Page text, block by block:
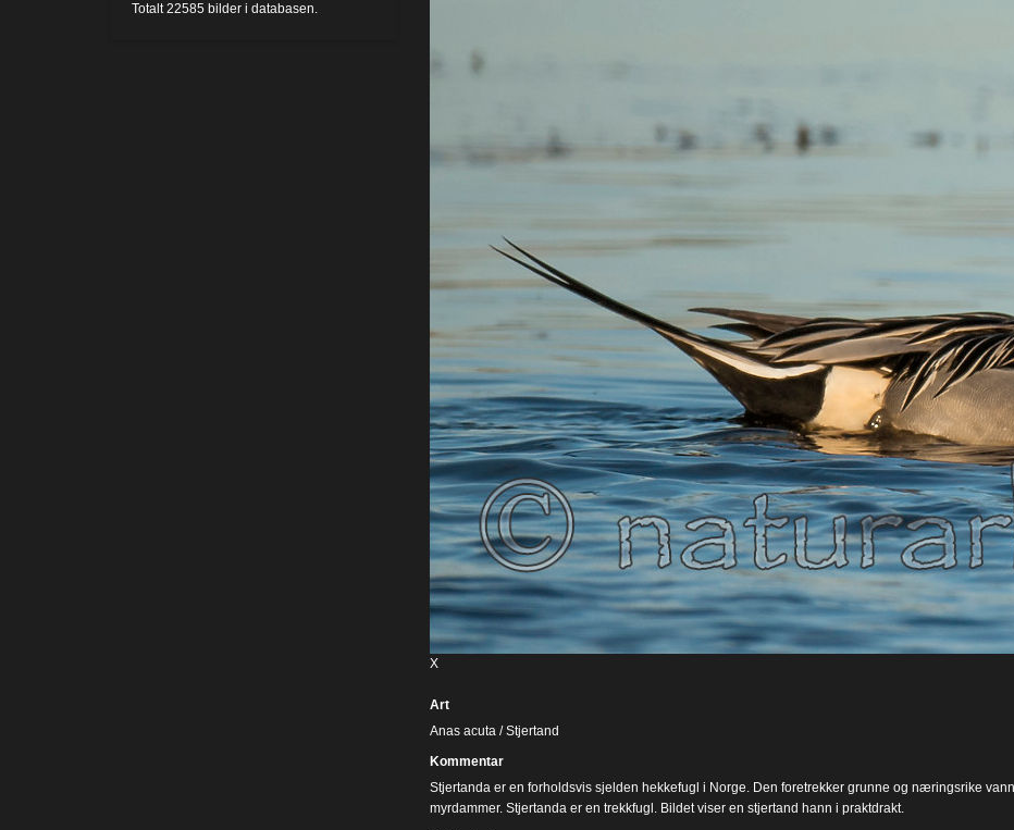
X
Art
Anas acuta / Stjertand
Kommentar
Stjertanda er en forholdsvis sjelden hekkefugl i Norge. Den foretrekker grunne og næringsrike
myrdammer. Stjertanda er en trekkfugl. Bildet viser en stjertand hann i praktdrakt.
Totalt22585 bilder i databasen.